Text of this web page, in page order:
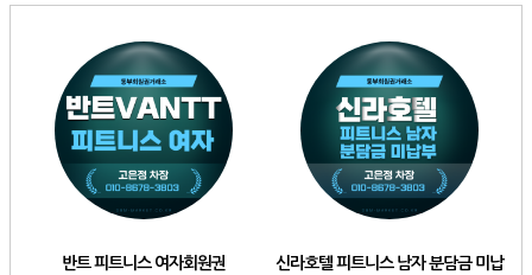
반트 피트니스 여자회원권 신라호텔 피트니스 남자 분담금 미납